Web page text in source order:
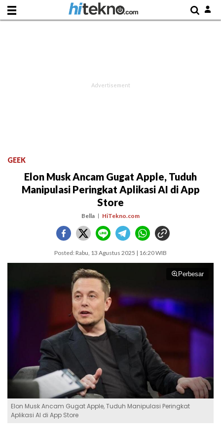
GEEK
Elon Musk Ancam Gugat Apple, Tuduh
Manipulasi Peringkat Aplikasi AI di App
Store
Bella HiTekno.com
Posted: Rabu, 13 Agustus 2025 | 16:20 WIB
Perbesar
Elon Musk Ancam Gugat Apple, Tuduh Manipulasi Peringkat
Aplikasi AI di App Store